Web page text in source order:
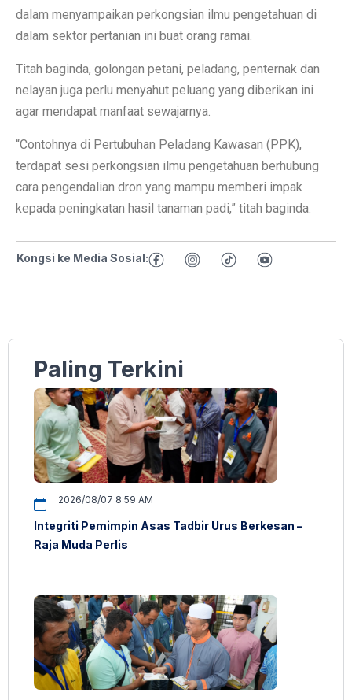
dalam menyampaikan perkongsian ilmu pengetahuan di
dalam sektor pertanian ini buat orang ramai.
Titah baginda, golongan petani, peladang, penternak dan
nelayan juga perlu menyahut peluang yang diberikan ini
agar mendapat manfaat sewajarnya.
“Contohnya di Pertubuhan Peladang Kawasan (PPK),
terdapat sesi perkongsian ilmu pengetahuan berhubung
cara pengendalian dron yang mampu memberi impak
kepada peningkatan hasil tanaman padi,” titah baginda.
Kongsi ke Media Sosial:
Paling Terkini
2026/08/07 8:59 AM
Integriti Pemimpin Asas Tadbir Urus Berkesan –
Raja Muda Perlis